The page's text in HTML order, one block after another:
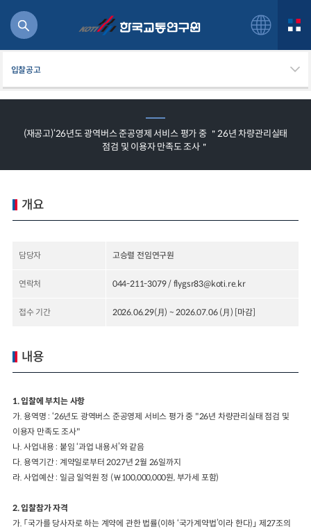
입찰공고
(재공고)‘26년도 광역버스 준공영제 서비스 평가 중 ＂26년 차량관리실태
점검 및 이용자 만족도 조사＂
개요
담당자 고승렬 전임연구원
연락처 044-211-3079 / flygsr83@koti.re.kr
접수 기간 2026.06.29(月) ~ 2026.07.06 (月) [마감]
내용
1.입찰에 부치는 사항
가.용역명: ‘26년도 광역버스 준공영제 서비스 평가 중 "26년 차량관리실태 점검 및
이용자 만족도 조사"
나.사업내용: 붙임‘과업 내용서’와 같음
다.용역기간: 계약일로부터 2027년 2월 26일까지
라.사업예산: 일금 일억원 정 (￦100,000,000원, 부가세 포함)
2.입찰참가자격
가. 「국가를 당사자로 하는 계약에 관한 법률(이하 ‘국가계약법’이라 한다) 」 제27조의
공
용
일반사업보고서
요약보고서
전국여객OD 여객통행량
통행발생모형
권역별통행지표
사회경제지표
교통수요예측
2024.12.31
기획도서